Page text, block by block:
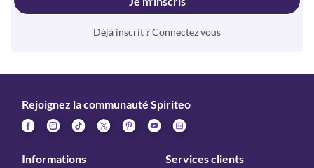
Déjà inscrit ? Connectez vous
Rejoignez la communauté Spiriteo
Informations Services clients